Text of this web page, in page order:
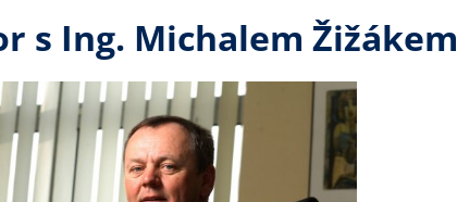
s Ing. Michalem Žižákem